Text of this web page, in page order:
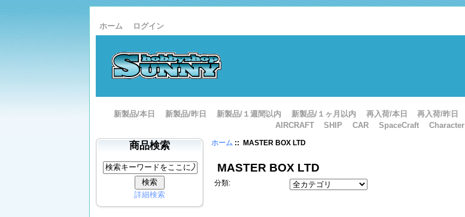
ホーム ログイン
新製品/本日 新製品/昨日 新製品/１週間以内 新製品/１ヶ月以内 再入荷/本日 再入荷/昨日
AIRCRAFT
SHIP CAR SpaceCraft Character
商品検索
詳細検索
ホーム :: MASTER BOX LTD
MASTER BOX LTD
分類: